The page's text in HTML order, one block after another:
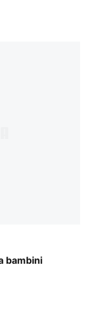
bambini
Orange Glo